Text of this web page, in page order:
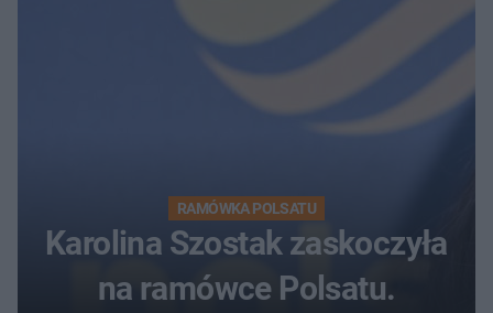
RAMÓWKA POLSATU
Karolina Szostak zaskoczyła
na ramówce Polsatu.